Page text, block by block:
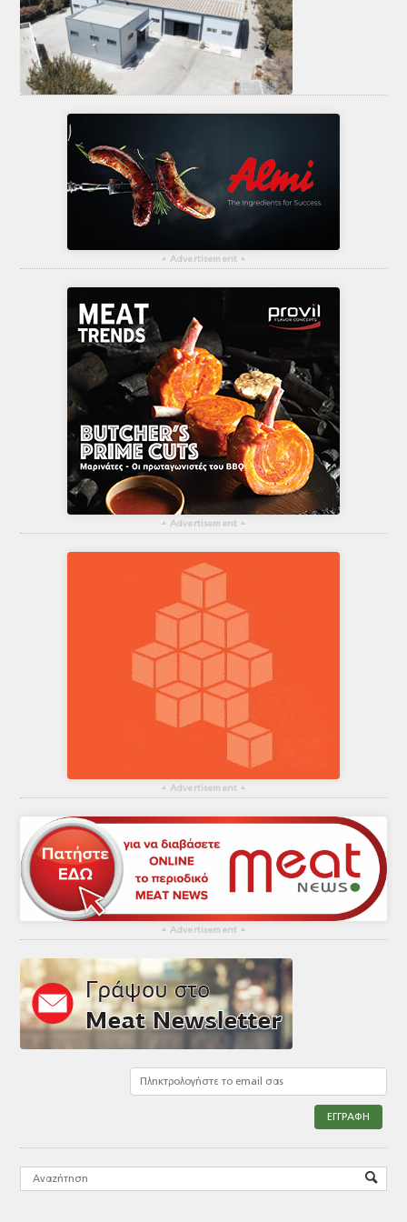
ΤΟ ΠΕΡΙΟΔΙΚΟ
Profile
ΑΡΧΕΙΟ ΤΕΥΧΩΝ
ΣΥΝΕΔΡΙΟ ΚΡΕΑΤΟΣ
▴ Advertisement ▴
▴ Advertisement ▴
▴ Advertisement ▴
▴ Advertisement ▴